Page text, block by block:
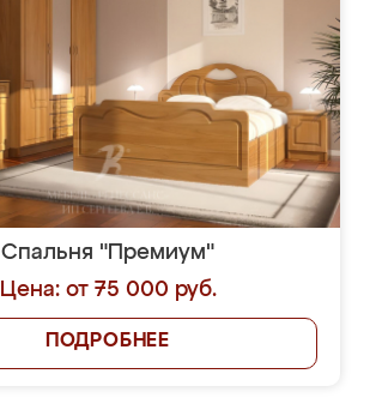
Спальня "Премиум"
Цена: от 75 000 руб.
ПОДРОБНЕЕ